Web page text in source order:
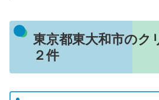
東京都東大和市のク
２件